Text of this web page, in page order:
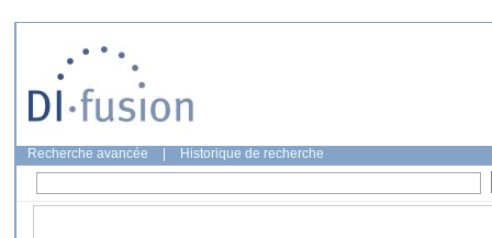
Recherche avancée Historique de recherche